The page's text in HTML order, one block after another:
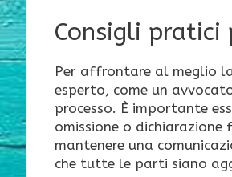
Consigli
Per affrontare al meglio
esperto, come un
processo. È importante
omissione o
mantenere una
che tutte le parti siano